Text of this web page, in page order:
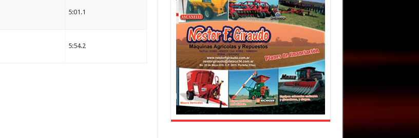
5:01.1
5:54.2